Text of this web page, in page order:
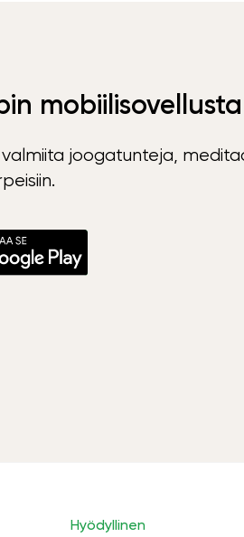
mobiilisovellusta
valmiita joogatunteja,
Hyödyllinen